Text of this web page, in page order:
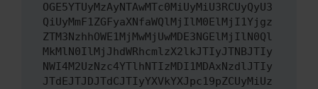
OGE5YTUyMzAyNTAwMTc0MiUyMiU3RCUyQyU3
QiUyMmF1ZGFyaXNfaWQlMjIlM0ElMjI1Yjgz
ZTM3NzhhOWE1MjMwMjUwMDE3NGElMjIlN0Ql
MkMlN0IlMjJhdWRhcmlzX2lkJTIyJTNBJTIy
NWI4M2UzNzc4YTlhNTIzMDI1MDAxNzdlJTIy
JTdEJTJDJTdCJTIyYXVkYXJpc19pZCUyMiUz